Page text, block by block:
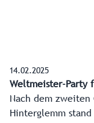
14.02.2025
Weltmeister-Party
Nach dem zweiten
Hinterglemm